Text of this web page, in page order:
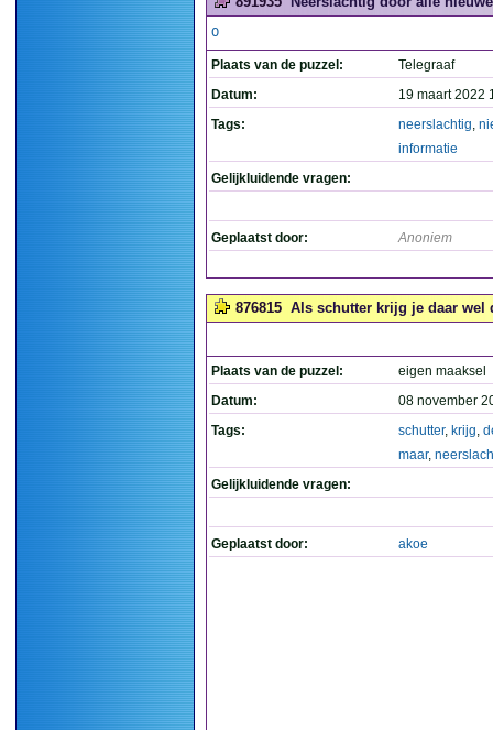
O
Plaats van de puzzel:
Telegraaf
Datum:
19 maart 2022
Tags:
neerslachtig,
informatie
Gelijkluidende vragen:
Geplaatst door: Anoniem
876815 Als schutter krijg je daar wel
Plaats van de puzzel:
eigen maaksel
Datum:
08 november
Tags:
schutter, krijg,
maar,
Gelijkluidende vragen:
Geplaatst door: akoe